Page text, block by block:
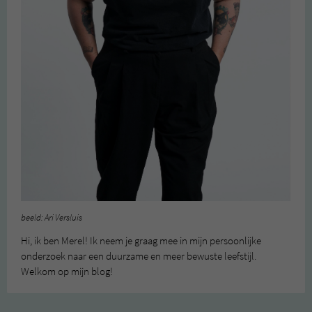
beeld: Ari Versluis
Hi, ik ben Merel! Ik neem je graag mee in mijn persoonlijke
onderzoek naar een duurzame en meer bewuste leefstijl.
Welkom op mijn blog!